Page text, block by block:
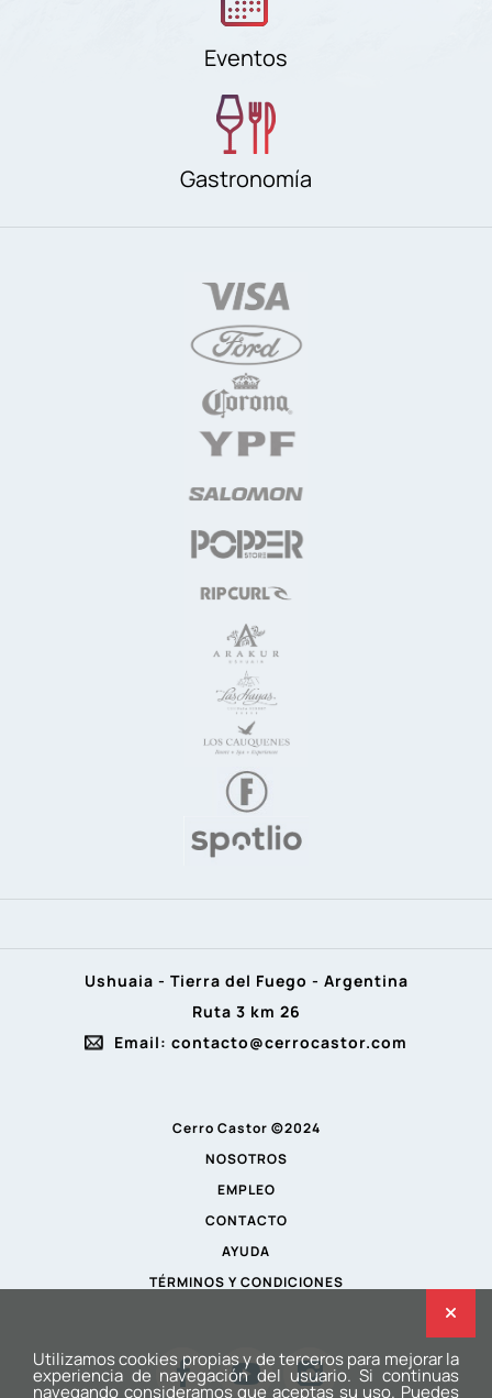
Utilizamos cookies propias y de terceros para mejorar la
experiencia de navegación del usuario. Si continuas
navegando consideramos que aceptas su uso. Puedes
Eventos
Gastronomía
Ushuaia - Tierra del Fuego - Argentina
Ruta 3 km 26
Email: contacto@cerrocastor.com
Cerro Castor ©2024
NOSOTROS
EMPLEO
CONTACTO
AYUDA
TÉRMINOS Y CONDICIONES